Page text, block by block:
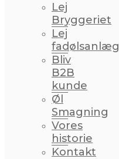
Lej
Bryggeriet
Lej
fadølsanlæg
Bliv
B2B
kunde
Øl
Smagning
Vores
historie
Kontakt